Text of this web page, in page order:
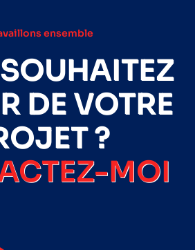
ensemble
DE VOTRE
?
MOI